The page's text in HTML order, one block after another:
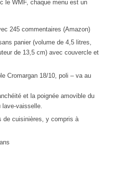
le WMF, chaque menu est un
245 commentaires (Amazon)
panier (volume de 4,5 litres,
de 13,5 cm) avec couvercle et
Cromargan 18/10, poli – va au
et la poignée amovible du
vaisselle.
de cuisinières, y compris à